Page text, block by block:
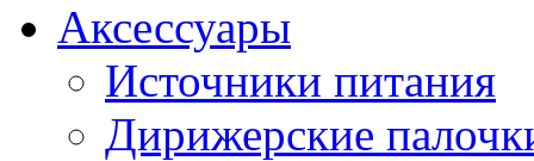
Аксессуары
Источники питания
Дирижерские